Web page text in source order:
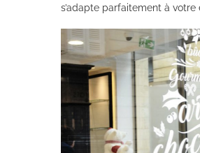
s’adapte parfaitement à